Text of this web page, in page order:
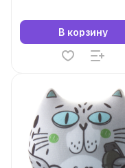
В корзину